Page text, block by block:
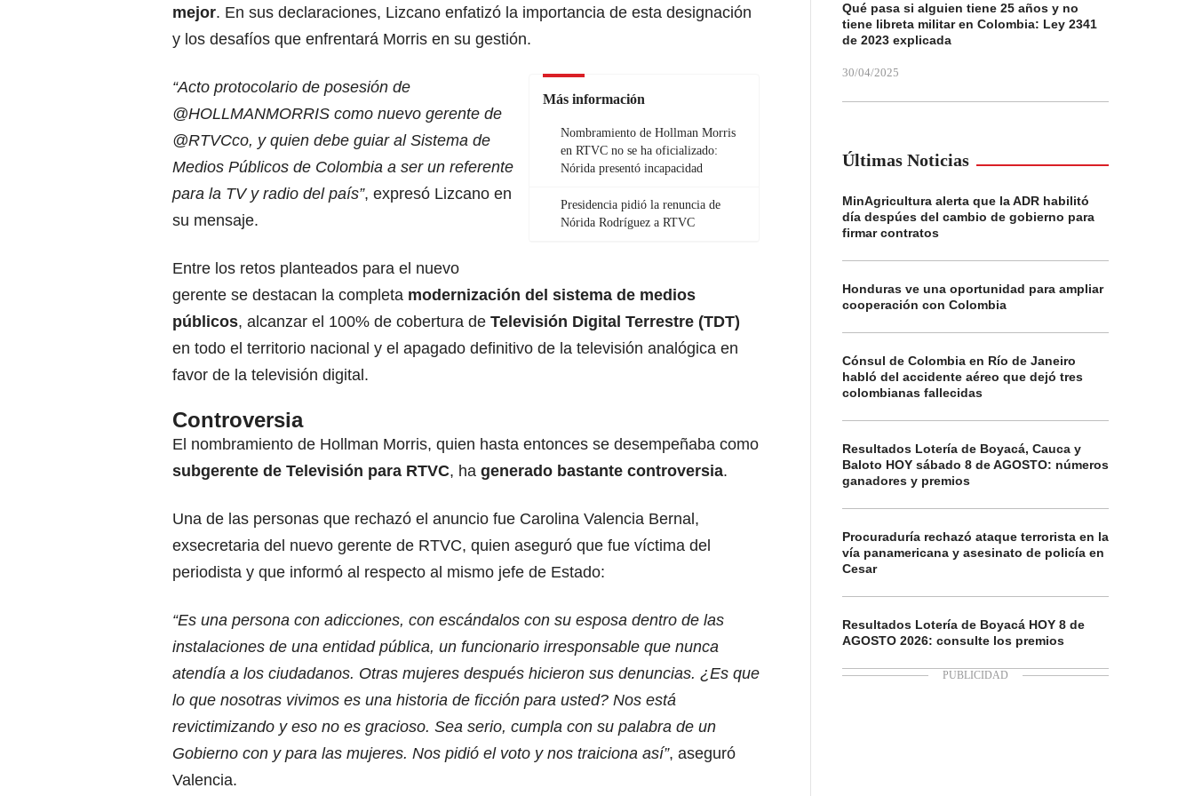
mejor. En sus declaraciones, Lizcano enfatizó la importancia de esta designación
y los desafíos que enfrentará Morris en su gestión.
Más información
Nombramiento de Hollman Morris
en RTVC no se ha oficializado:
Nórida presentó incapacidad
Presidencia pidió la renuncia de
Nórida Rodríguez a RTVC
“Acto protocolario de posesión de
@HOLLMANMORRIS como nuevo gerente de
@RTVCco, y quien debe guiar al Sistema de
Medios Públicos de Colombia a ser un referente
para la TV y radio del país”, expresó Lizcano en
su mensaje.
Entre los retos planteados para el nuevo
gerente se destacan la completa modernización del sistema de medios
públicos, alcanzar el 100% de cobertura de Televisión Digital Terrestre (TDT)
en todo el territorio nacional y el apagado definitivo de la televisión analógica en
favor de la televisión digital.
Controversia
El nombramiento de Hollman Morris, quien hasta entonces se desempeñaba como
subgerente de Televisión para RTVC, ha generado bastante controversia.
Una de las personas que rechazó el anuncio fue Carolina Valencia Bernal,
exsecretaria del nuevo gerente de RTVC, quien aseguró que fue víctima del
periodista y que informó al respecto al mismo jefe de Estado:
“Es una persona con adicciones, con escándalos con su esposa dentro de las
instalaciones de una entidad pública, un funcionario irresponsable que nunca
atendía a los ciudadanos. Otras mujeres después hicieron sus denuncias. ¿Es que
lo que nosotras vivimos es una historia de ficción para usted? Nos está
revictimizando y eso no es gracioso. Sea serio, cumpla con su palabra de un
Gobierno con y para las mujeres. Nos pidió el voto y nos traiciona así”, aseguró
Valencia.
Qué pasa si alguien tiene 25 años y no
tiene libreta militar en Colombia: Ley 2341
de 2023 explicada
30/04/2025
Últimas Noticias
MinAgricultura alerta que la ADR habilitó
día despúes del cambio de gobierno para
firmar contratos
Honduras ve una oportunidad para ampliar
cooperación con Colombia
Cónsul de Colombia en Río de Janeiro
habló del accidente aéreo que dejó tres
colombianas fallecidas
Resultados Lotería de Boyacá, Cauca y
Baloto HOY sábado 8 de AGOSTO: números
ganadores y premios
Procuraduría rechazó ataque terrorista en la
vía panamericana y asesinato de policía en
Cesar
Resultados Lotería de Boyacá HOY 8 de
AGOSTO 2026: consulte los premios